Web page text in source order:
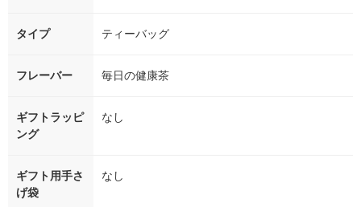
タイプ ティーバッグ
フレーバー 毎日の健康茶
ギフトラッピ
ング
なし
ギフト用手さ
げ袋
なし